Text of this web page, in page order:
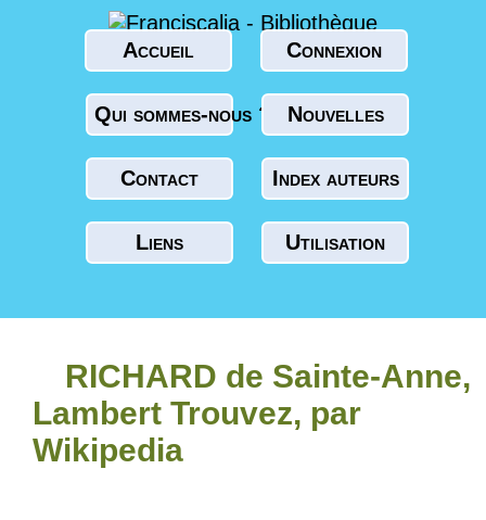
Accueil Connexion
Qui sommes-nous ? Nouvelles
Contact Index auteurs
Liens Utilisation
RICHARD de Sainte-Anne,
Lambert Trouvez, par
Wikipedia